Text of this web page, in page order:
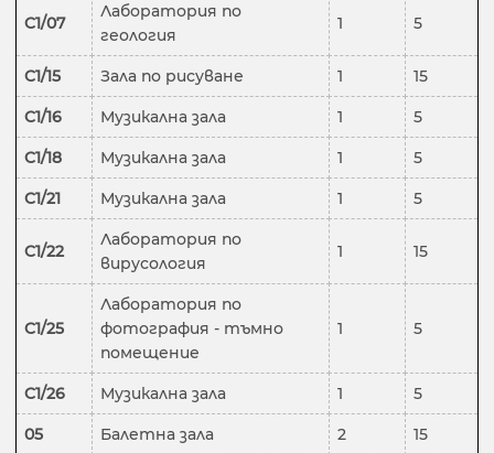
C1/07
Лаборатория по
геология
1 5
C1/15 Зала по рисуване 1 15
C1/16 Музикална зала 1 5
C1/18 Музикална зала 1 5
C1/21 Музикална зала 1 5
C1/22
Лаборатория по
вирусология
1 15
C1/25
Лаборатория по
фотография - тъмно
помещение
1 5
C1/26 Музикална зала 1 5
05 Балетна зала 2 15